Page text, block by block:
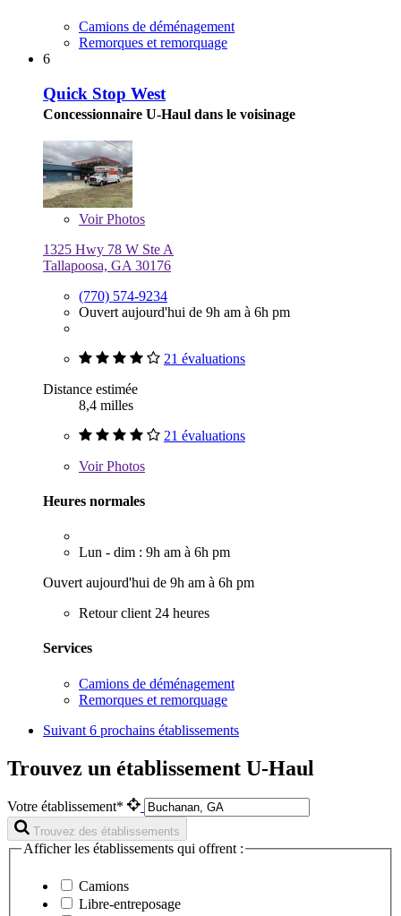
Camions de déménagement
Remorques et remorquage
6
Quick Stop West
Concessionnaire U-Haul dans le voisinage
VoirPhotos
1325 Hwy 78 W Ste A
Tallapoosa, GA 30176
(770) 574-9234
Ouvert aujourd'hui de 9h am à 6h pm
21 évaluations
Distance estimée
8,4 milles
21 évaluations
VoirPhotos
Heures normales
Lun - dim : 9h am à 6h pm
Ouvert aujourd'hui de 9h am à 6h pm
Retour client 24 heures
Services
Camions de déménagement
Remorques et remorquage
Suivant 6 prochains établissements
Trouvez un établissement U-Haul
Votre établissement*
Trouvez des établissements
Afficher les établissements qui offrent :
Camions
Libre-entreposage